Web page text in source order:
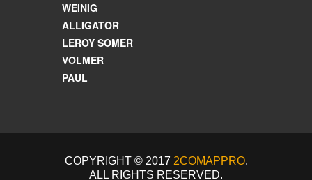
WEINIG
ALLIGATOR
LEROY SOMER
VOLMER
PAUL
COPYRIGHT © 2017 2COMAPPRO.
ALL RIGHTS RESERVED.